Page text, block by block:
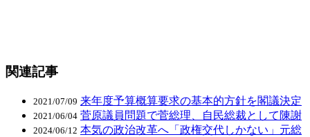
関連記事
2021/07/09 来年度予算概算要求の基本的方針を閣議決定
2021/06/04 菅原議員問題で菅総理、自民総裁として陳謝
2024/06/12 本気の政治改革へ「政権交代しかない」元総